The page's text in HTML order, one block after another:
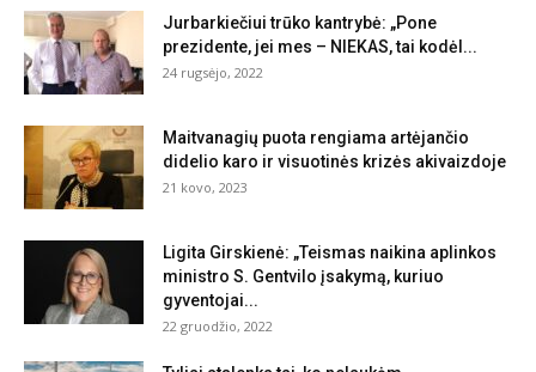
Jurbarkiečiui trūko kantrybė: „Pone
prezidente, jei mes – NIEKAS, tai kodėl...
24 rugsėjo, 2022
Maitvanagių puota rengiama artėjančio
didelio karo ir visuotinės krizės akivaizdoje
21 kovo, 2023
Ligita Girskienė: „Teismas naikina aplinkos
ministro S. Gentvilo įsakymą, kuriuo
gyventojai...
22 gruodžio, 2022